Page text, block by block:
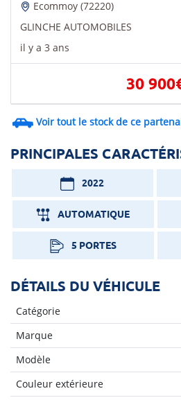
Ecommoy (72220)
GLINCHE AUTOMOBILES
il y a 3 ans
30
Voir tout le stock de ce
PRINCIPALES
2022
AUTOMATIQUE
5 PORTES
DÉTAILS DU VÉHICULE
Catégorie
Marque
Modèle
Couleur extérieure